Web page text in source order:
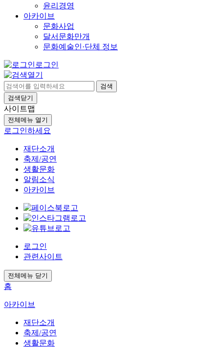
윤리경영
아카이브
문화사업
달서문화만개
문화예술인·단체 정보
로그인
검색
검색닫기
사이트맵
전체메뉴 열기
로그인하세요
재단소개
축제/공연
생활문화
알림소식
아카이브
로그인
관련사이트
전체메뉴 닫기
홈
아카이브
재단소개
축제/공연
생활문화